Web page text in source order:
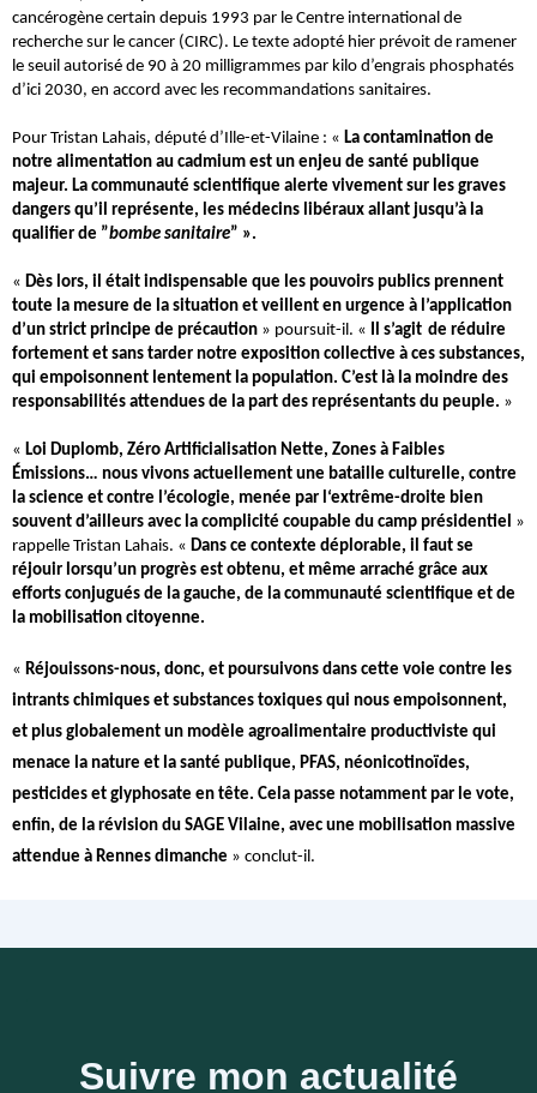
cancérogène certain depuis 1993 par le Centre international de
recherche sur le cancer (CIRC). Le texte adopté hier prévoit de ramener
le seuil autorisé de 90 à 20 milligrammes par kilo d’engrais phosphatés
d’ici 2030, en accord avec les recommandations sanitaires.
Pour Tristan Lahais, député d’Ille-et-Vilaine : « La contamination de
notre alimentation au cadmium est un enjeu de santé publique
majeur. La communauté scientifique alerte vivement sur les graves
dangers qu’il représente, les médecins libéraux allant jusqu’à la
qualifier de ”bombe sanitaire” ».
« Dès lors, il était indispensable que les pouvoirs publics prennent
toute la mesure de la situation et veillent en urgence à l’application
d’un strict principe de précaution » poursuit-il. « Il s’agit de réduire
fortement et sans tarder notre exposition collective à ces substances,
qui empoisonnent lentement la population. C’est là la moindre des
responsabilités attendues de la part des représentants du peuple. »
« Loi Duplomb, Zéro Artificialisation Nette, Zones à Faibles
Émissions… nous vivons actuellement une bataille culturelle, contre
la science et contre l’écologie, menée par l‘extrême-droite bien
souvent d’ailleurs avec la complicité coupable du camp présidentiel »
rappelle Tristan Lahais. « Dans ce contexte déplorable, il faut se
réjouir lorsqu’un progrès est obtenu, et même arraché grâce aux
efforts conjugués de la gauche, de la communauté scientifique et de
la mobilisation citoyenne.
« Réjouissons-nous, donc, et poursuivons dans cette voie contre les
intrants chimiques et substances toxiques qui nous empoisonnent,
et plus globalement un modèle agroalimentaire productiviste qui
menace la nature et la santé publique, PFAS, néonicotinoïdes,
pesticides et glyphosate en tête. Cela passe notamment par le vote,
enfin, de la révision du SAGE Vilaine, avec une mobilisation massive
attendue à Rennes dimanche » conclut-il.
Suivre mon actualité